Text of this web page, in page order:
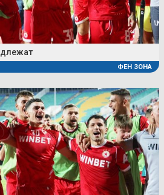
ФЕН ЗОНА